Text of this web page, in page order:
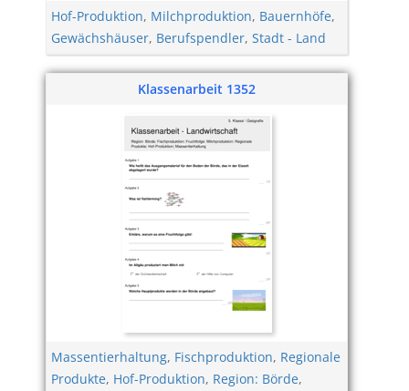
Hof-Produktion, Milchproduktion, Bauernhöfe,
Gewächshäuser, Berufspendler, Stadt - Land
Klassenarbeit 1352
Massentierhaltung, Fischproduktion, Regionale
Produkte, Hof-Produktion, Region: Börde,